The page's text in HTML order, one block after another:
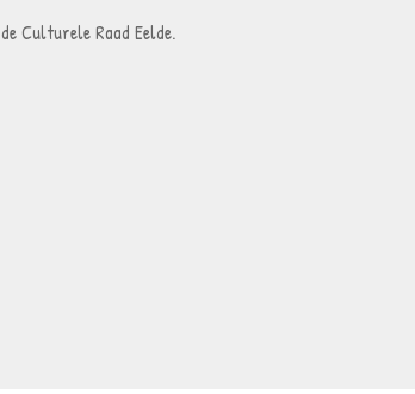
Culturele Raad Eelde.